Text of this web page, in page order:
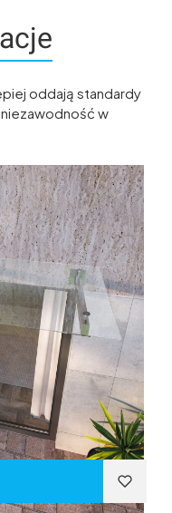
oddają standardy
w